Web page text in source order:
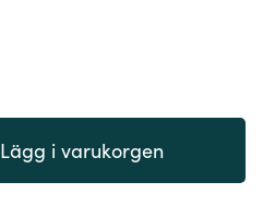
Lägg i varukorgen